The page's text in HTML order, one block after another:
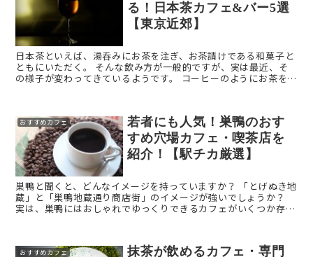
る！日本茶カフェ&バー5選
【東京近郊】
日本茶といえば、湯呑みにお茶を注ぎ、お茶請けである和菓子と
ともにいただく。 そんな飲み方が一般的ですが、実は最近、そ
の様子が変わってきているようです。 コーヒーのようにお茶を入
おすすめカフェ
若者にも人気！巣鴨のおす
すめ穴場カフェ・喫茶店を
紹介！【駅チカ厳選】
巣鴨と聞くと、どんなイメージを持っていますか？ 「とげぬき地
蔵」と「巣鴨地蔵通り商店街」のイメージが強いでしょうか？
実は、巣鴨にはおしゃれでゆっくりできるカフェがいくつか存在
おすすめカフェ 抹茶が飲めるカフェ・専門